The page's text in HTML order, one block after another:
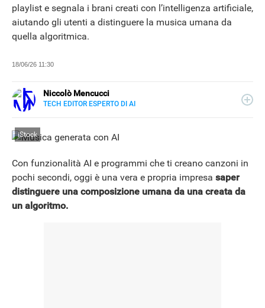
playlist e segnala i brani creati con l’intelligenza artificiale,
aiutando gli utenti a distinguere la musica umana da
quella algoritmica.
18/06/26 11:30
Niccolò Mencucci
TECH EDITOR ESPERTO DI AI
novità dell'IA.
iStock
Con funzionalità AI e programmi che ti creano canzoni in
pochi secondi, oggi è una vera e propria impresa saper
distinguere una composizione umana da una creata da
un algoritmo.